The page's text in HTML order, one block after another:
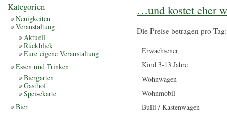
…und kostet eher
Die Preise betragen pro Tag:
Erwachsener
Kind 3-13 Jahre
Wohnwagen
Wohnmobil
Bulli / Kastenwagen
Kategorien
Neuigkeiten
Veranstaltung
Aktuell
Rückblick
Eure eigene Veranstaltung
Essen und Trinken
Biergarten
Gasthof
Speisekarte
Bier